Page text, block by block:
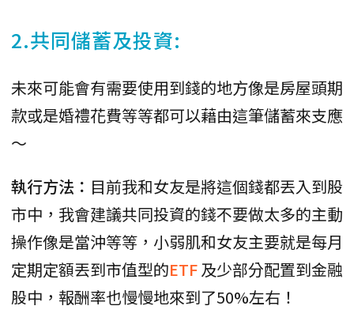
2.共同儲蓄及投資:
未來可能會有需要使用到錢的地方像是房屋頭期
款或是婚禮花費等等都可以藉由這筆儲蓄來支應
～
執行方法： 目前我和女友是將這個錢都丟入到股
市中，我會建議共同投資的錢不要做太多的主動
操作像是當沖等等，小弱肌和女友主要就是每月
定期定額丟到市值型的ETF及少部分配置到金融
股中，報酬率也慢慢地來到了50%左右！